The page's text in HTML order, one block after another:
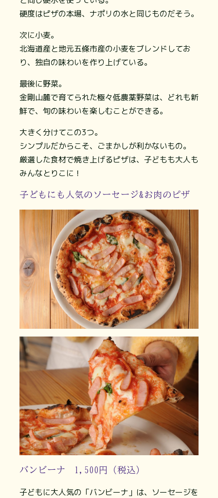
硬度はピザの本場、ナポリの水と同じものだそう。
次に小麦。
北海道産と地元五條市産の小麦をブレンドしてお
り、独自の味わいを作り上げている。
最後に野菜。
金剛山麓で育てられた極々低農薬野菜は、どれも新
鮮で、旬の味わいを楽しむことができる。
大きく分けてこの3つ。
シンプルだからこそ、ごまかしが利かないもの。
厳選した食材で焼き上げるピザは、子どもも大人も
みんなとりこに！
子どもにも人気のソーセージ&お肉のピザ
バンビーナ 1,500円（税込）
子どもに大人気の「バンビーナ」は、ソーセージを